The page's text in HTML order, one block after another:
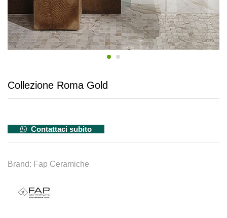
Collezione Roma Gold
Contattaci subito
Brand: Fap Ceramiche